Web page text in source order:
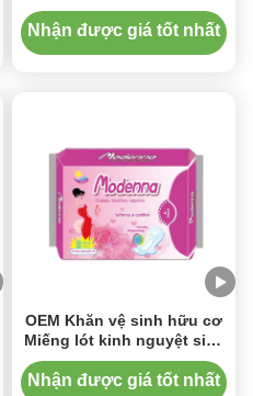
siêu mỏng 285mm có cánh
Nhận được giá tốt nhất
OEM Khăn vệ sinh hữu cơ
Miếng lót kinh nguyệt siêu
thấm tùy chỉnh
Nhận được giá tốt nhất